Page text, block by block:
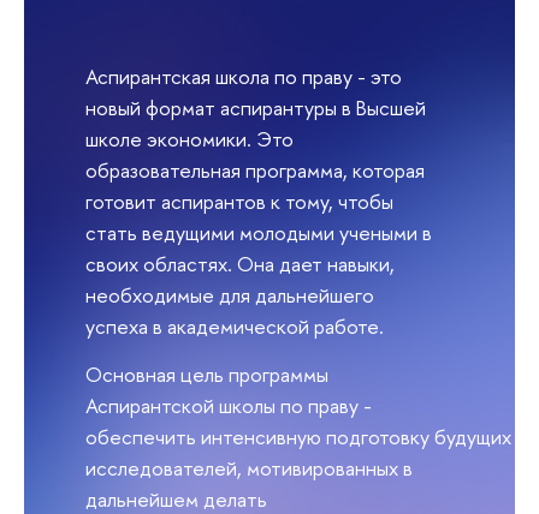
Аспирантская школа по праву - это
новый формат аспирантуры в Высшей
школе экономики. Это
образовательная программа, которая
готовит аспирантов к тому, чтобы
стать ведущими молодыми учеными в
своих областях. Она дает навыки,
необходимые для дальнейшего
успеха в академической работе.
Основная цель программы
Аспирантской школы по праву -
обеспечить интенсивную подготовку будущих
исследователей, мотивированных в
дальнейшем делать